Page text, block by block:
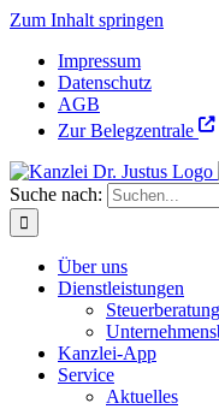
Zum Inhalt springen
Impressum
Datenschutz
AGB
Zur Belegzentrale
Suche nach:
Über uns
Dienstleistungen
Steuerberatung
Kanzlei-App
Service
Aktuelles